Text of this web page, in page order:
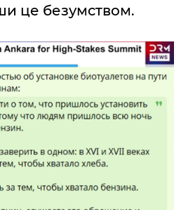
це безумством.